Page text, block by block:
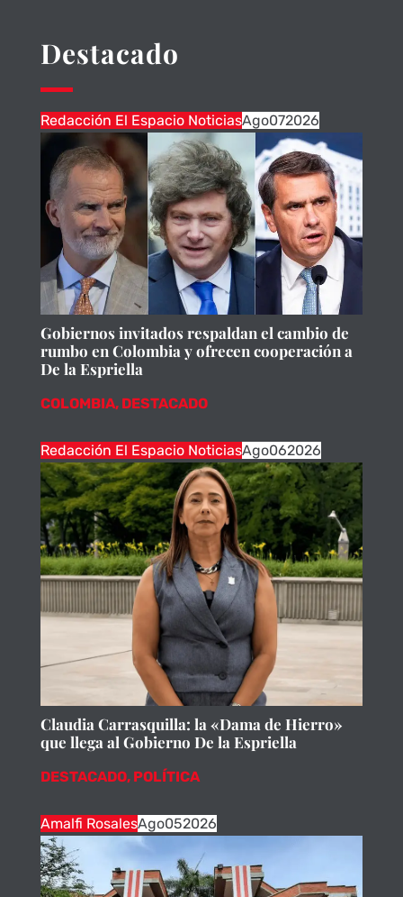
Destacado
Redacción El Espacio NoticiasAgo072026
Gobiernos invitados respaldan el cambio de
rumbo en Colombia y ofrecen cooperación a
De la Espriella
COLOMBIA, DESTACADO
Redacción El Espacio NoticiasAgo062026
Claudia Carrasquilla: la «Dama de Hierro»
que llega al Gobierno De la Espriella
DESTACADO, POLÍTICA
Amalfi RosalesAgo052026